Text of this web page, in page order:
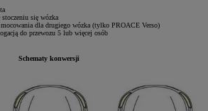
stoczeniu się wózka
dla drugiego wózka (tylko PROACE Verso)
do przewozu 5 lub więcej osób
Schematy konwersji